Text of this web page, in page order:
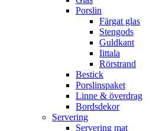
Porslin
Färgat glas
Stengods
Guldkant
Iittala
Rörstrand
Bestick
Porslinspaket
Linne & överdrag
Bordsdekor
Servering
Servering mat